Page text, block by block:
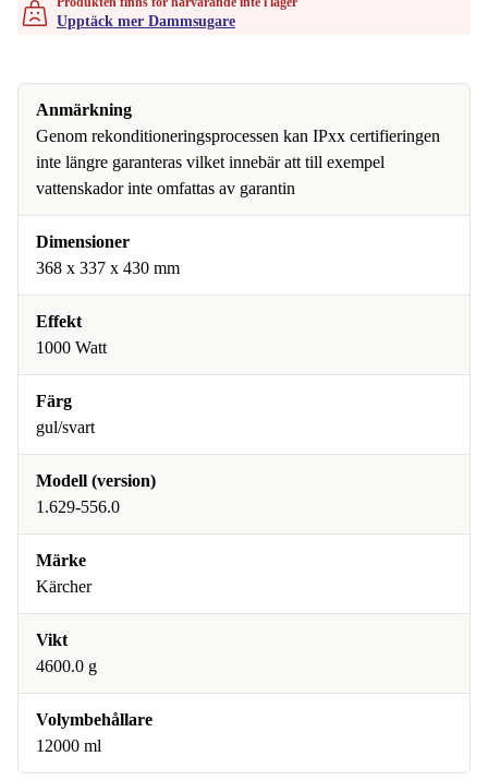
Upptäck mer Dammsugare
Anmärkning
Genom rekonditioneringsprocessen kan IPxx certifieringen
inte längre garanteras vilket innebär att till exempel
vattenskador inte omfattas av garantin
Dimensioner
368 x 337 x 430 mm
Effekt
1000 Watt
Färg
gul/svart
Modell (version)
1.629-556.0
Märke
Kärcher
Vikt
4600.0 g
Volymbehållare
12000 ml